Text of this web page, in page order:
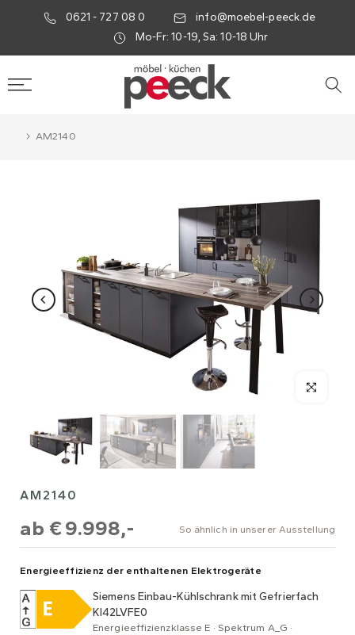
0621 - 727 08 0
info@moebel-peeck.de
Mo-Fr: 10-19, Sa: 10-18 Uhr
AM2140
AM2140
ab € 9.998,- So ähnlich in unserer Ausstellung
Energieeffizienz der enthaltenen Elektrogeräte
Siemens Einbau-Kühlschrank mit Gefrierfach
KI42LVFE0
Energieeffizienzklasse E · Spektrum A_G ·